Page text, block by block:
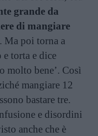
grande da
di mangiare
. Ma poi torna a
e torta e dice
molto bene’. Così
mangiare 12
bastare tre.
e disordini
anche che è